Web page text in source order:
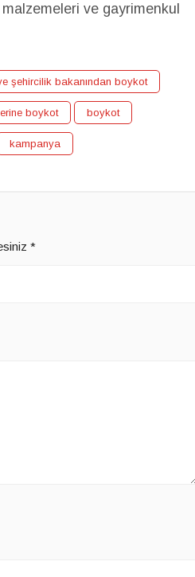
ve gayrimenkul
şehircilik bakanından boykot
boykot boykot
kampanya
*